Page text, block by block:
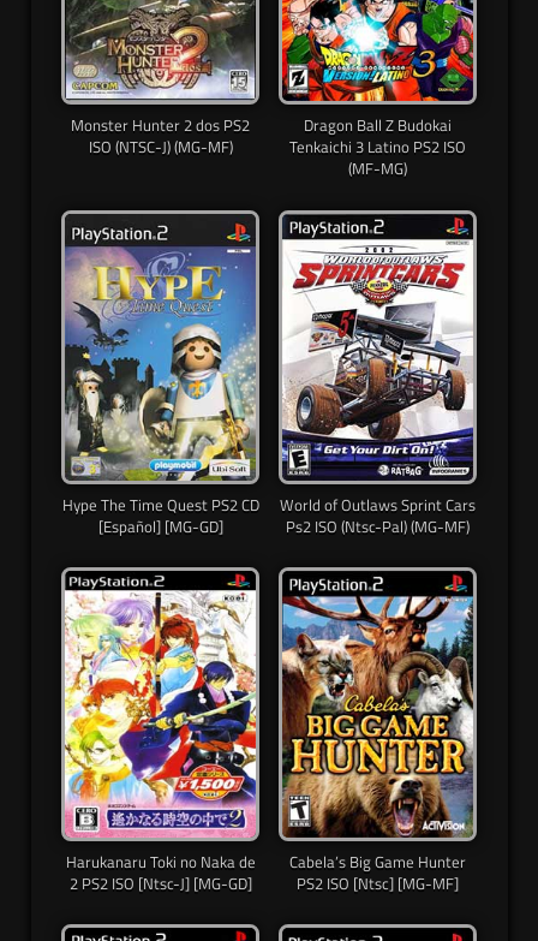
Monster Hunter 2 dos PS2
ISO (NTSC-J) (MG-MF)
Dragon Ball Z Budokai
Tenkaichi 3 Latino PS2 ISO
(MF-MG)
Hype The Time Quest PS2 CD
[Español] [MG-GD]
World of Outlaws Sprint Cars
Ps2 ISO (Ntsc-Pal) (MG-MF)
Harukanaru Toki no Naka de
2 PS2 ISO [Ntsc-J] [MG-GD]
Cabela’s Big Game Hunter
PS2 ISO [Ntsc] [MG-MF]